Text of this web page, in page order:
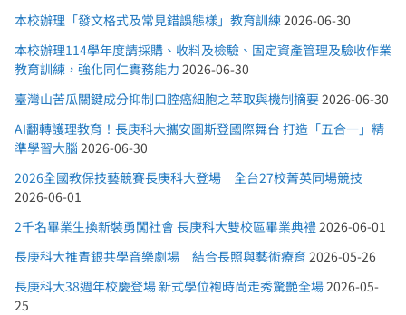
本校辦理「發文格式及常見錯誤態樣」教育訓練 2026-06-30
本校辦理114學年度請採購、收料及檢驗、固定資產管理及驗收作業
教育訓練，強化同仁實務能力 2026-06-30
臺灣山苦瓜關鍵成分抑制口腔癌細胞之萃取與機制摘要 2026-06-30
AI翻轉護理教育！長庚科大攜安圖斯登國際舞台 打造「五合一」精
準學習大腦 2026-06-30
2026全國教保技藝競賽長庚科大登場 全台27校菁英同場競技
2026-06-01
2千名畢業生換新裝勇闖社會 長庚科大雙校區畢業典禮 2026-06-01
長庚科大推青銀共學音樂劇場 結合長照與藝術療育 2026-05-26
長庚科大38週年校慶登場 新式學位袍時尚走秀驚艷全場 2026-05-
25